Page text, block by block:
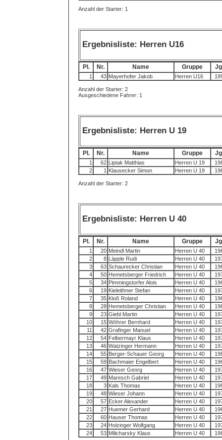
Anzahl der Starter: 1
Ergebnisliste: Herren U16
Pl. Nr. Name Gruppe
1 43 Mayerhofer Jakob Herren U16
Anzahl der Starter: 2
Ausgeschiedene Fahrer: 1
Ergebnisliste: Herren U 19
Pl. Nr. Name Gruppe
1 62 Liptak Matthias Herren U 19
2
1 Klausecker Simon Herren U 19
Anzahl der Starter: 2
Ergebnisliste: Herren U 40
Pl. Nr. Name Gruppe
1 20 Meindl Martin Herren U 40
2
8 Läpple Rudi Herren U 40
3
63 Schaurecker Christian Herren U 40
4
50 Hemetsberger Friedrich Herren U 40
5
34 Pimmingstorfer Alois Herren U 40
6
19 Kieleithner Stefan Herren U 40
7
35 Kloß Roland Herren U 40
8
28 Hemetsberger Christian Herren U 40
9
23 Giebl Martin Herren U 40
10
15 Wöhrer Bernhard Herren U 40
11
42 Grafinger Manuel Herren U 40
12
54 Felbermayr Klaus Herren U 40
13
46 Watzinger Hermann Herren U 40
14
55 Berger-Schauer Georg Herren U 40
15
59 Bachmaier Engelbert Herren U 40
16
47 Wieser Georg Herren U 40
17
49 Maresch Gabriel Herren U 40
18
3 Kals Thomas Herren U 40
19
48 Wieser Johann Herren U 40
20
57 Ecker Alexander Herren U 40
21
27 Huemer Gerhard Herren U 40
22
60 Hauser Thomas Herren U 40
23
24 Holzinger Wolfgang Herren U 40
24
53 Milicharsky Klaus Herren U 40